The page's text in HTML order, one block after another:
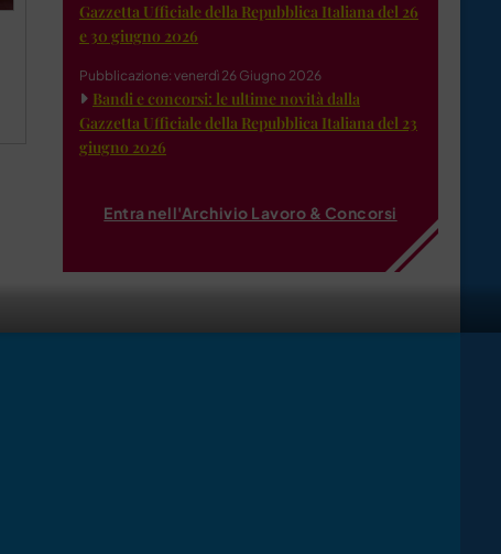
Gazzetta Ufficiale della Repubblica Italiana del 26
e 30 giugno 2026
Pubblicazione: venerdì 26 Giugno 2026
Bandi e concorsi: le ultime novità dalla
Gazzetta Ufficiale della Repubblica Italiana del 23
giugno 2026
Entra nell'Archivio Lavoro & Concorsi